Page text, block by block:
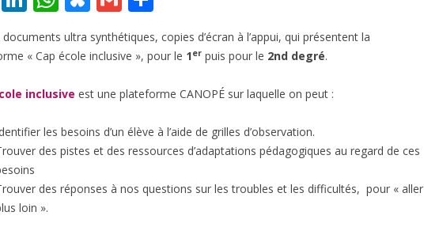
k
dI
n
h
at
A
p
p
e
y
m
ai ta
er
documents ultra synthétiques, copies d’écran à l’appui, qui présentent la
« Cap école inclusive », pour le 1er puis pour le 2nd degré.
inclusive est une plateforme CANOPÉ sur laquelle on peut :
les besoins d’un élève à l’aide de grilles d’observation.
des pistes et des ressources d’adaptations pédagogiques au regard de ces
des réponses à nos questions sur les troubles et les difficultés, pour « aller
loin ».